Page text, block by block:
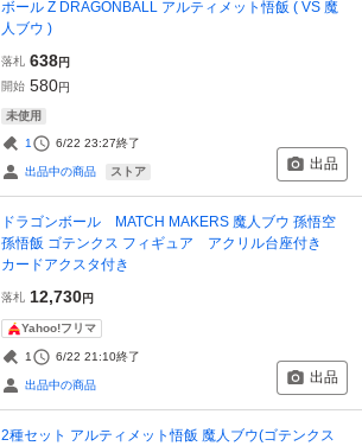
ボール Z DRAGONBALL アルティメット悟飯 ( VS 魔
人ブウ )
落札 638円
開始 580円
未使用
1 6/22 23:27終了
出品中の商品 ストア 出品
ドラゴンボール MATCH MAKERS 魔人ブウ 孫悟空
孫悟飯 ゴテンクス フィギュア アクリル台座付き
カードアクスタ付き
落札 12,730円
Yahoo!フリマ
1 6/22 21:10終了
出品中の商品 出品
2種セット アルティメット悟飯 魔人ブウ(ゴテンクス